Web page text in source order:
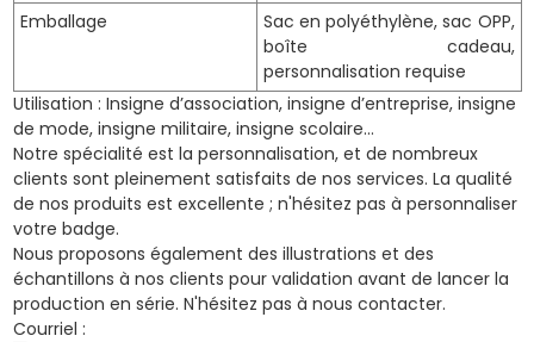
Emballage
Sac en polyéthylène, sac OPP,
boîte cadeau,
personnalisation requise
Utilisation : Insigne d’association, insigne d’entreprise, insigne
de mode, insigne militaire, insigne scolaire…
Notre spécialité est la personnalisation, et de nombreux
clients sont pleinement satisfaits de nos services. La qualité
de nos produits est excellente ; n'hésitez pas à personnaliser
votre badge.
Nous proposons également des illustrations et des
échantillons à nos clients pour validation avant de lancer la
production en série. N'hésitez pas à nous contacter.
Courriel :